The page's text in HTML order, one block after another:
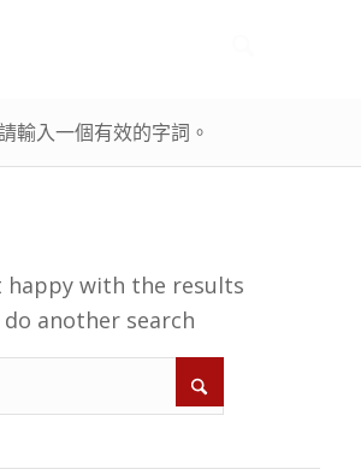
輸入一個有效的字詞。
happy with the results
another search